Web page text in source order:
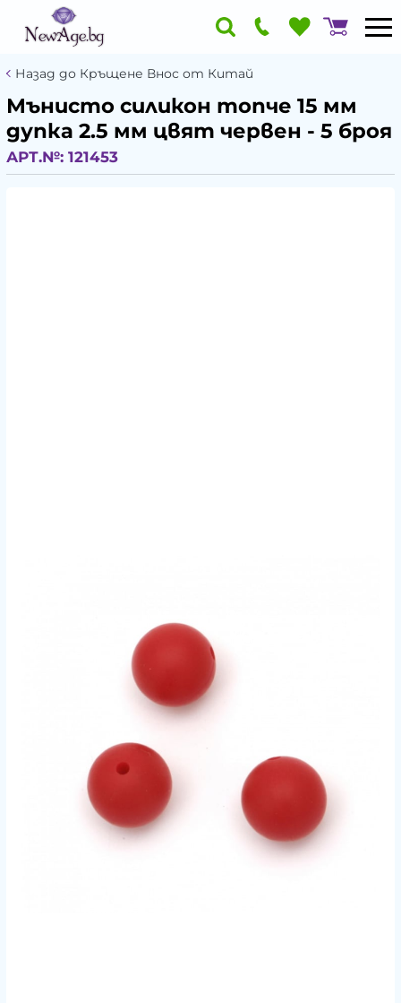
Назад до Кръщене Внос от Китай
Мънисто силикон топче 15 мм
дупка 2.5 мм цвят червен - 5 броя
АРТ.№: 121453